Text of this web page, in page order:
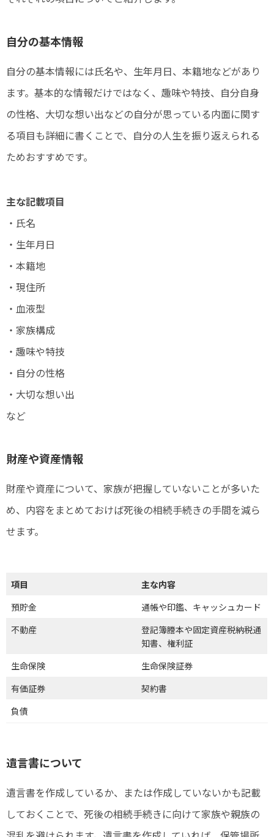
自分の基本情報
自分の基本情報には氏名や、生年月日、本籍地などがあり
ます。基本的な情報だけではなく、趣味や特技、自分自身
の性格、大切な想い出などの自分が思っている内面に関す
る項目も詳細に書くことで、自分の人生を振り返えられる
ためおすすめです。
主な記載項目
・氏名
・生年月日
・本籍地
・現住所
・血液型
・家族構成
・趣味や特技
・自分の性格
・大切な想い出
など
財産や資産情報
財産や資産について、家族が把握していないことが多いた
め、内容をまとめておけば死後の相続手続きの手間を減ら
せます。
項目
主な内容
預貯金
通帳や印鑑、キャッシュカード
不動産
登記簿謄本や固定資産税納税通
知書、権利証
生命保険
生命保険証券
有価証券
契約書
負債
遺言書について
遺言書を作成しているか、または作成していないかも記載
しておくことで、死後の相続手続きに向けて家族や親族の